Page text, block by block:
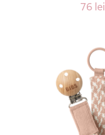
76 lei